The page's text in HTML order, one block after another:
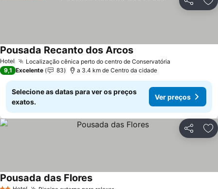
Partilhar
Hotel Localização cênica perto do centro de Conservatória
Pousada Recanto dos Arcos
9,1 Excelente 83 a 3.4 km de Centro da cidade
Selecione as datas para ver os preços
exatos.
Ver preços
Partilhar
Pousada das Flores